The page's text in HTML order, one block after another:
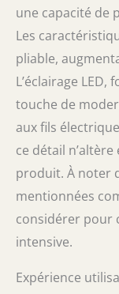
une capacité de
Les
pliable,
L’éclairage
touche de
aux fils
ce détail
produit. À noter
mentionnées
considérer pour
intensive.
Expérience